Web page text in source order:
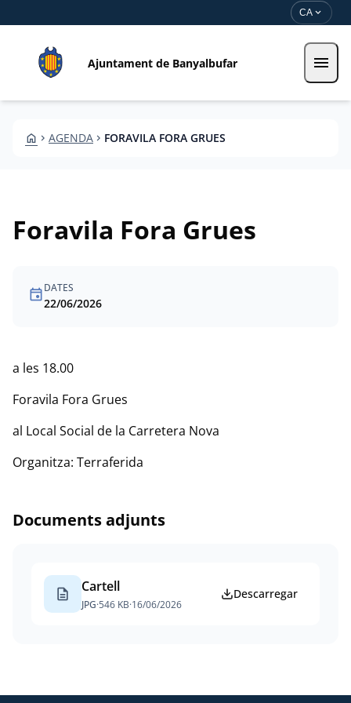
CA expand_more
Ajuntament de Banyalbufar menu
HOME CHEVRON_RIGHT AGENDA CHEVRON_RIGHT FORAVILA FORA GRUES
Foravila Fora Grues
eventDATES
22/06/2026
a les 18.00
Foravila Fora Grues
al Local Social de la Carretera Nova
Organitza: Terraferida
Documents adjunts
description Cartell
JPG·546 KB·16/06/2026
Descarregar